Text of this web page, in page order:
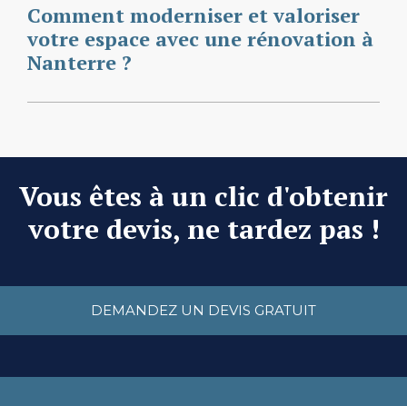
Comment moderniser et valoriser
votre espace avec une rénovation à
Nanterre ?
Vous êtes à un clic d'obtenir
votre devis, ne tardez pas !
DEMANDEZ UN DEVIS GRATUIT